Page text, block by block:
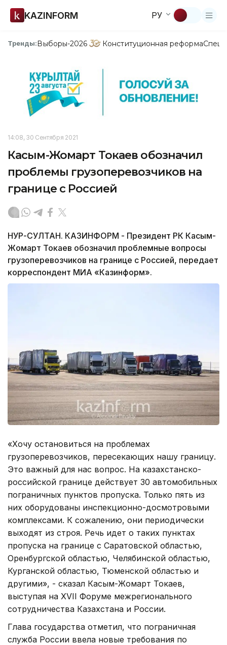
KAZINFORM РУ
Тренды:Выборы-2026 Конституционная реформа
14:08, 30 Сентября 2021
Касым-Жомарт Токаев обозначил
проблемы грузоперевозчиков на
границе с Россией
НУР-СУЛТАН. КАЗИНФОРМ - Президент РК Касым-
Жомарт Токаев обозначил проблемные вопросы
грузоперевозчиков на границе с Россией, передает
корреспондент МИА «Казинформ».
«Хочу остановиться на проблемах
грузоперевозчиков, пересекающих нашу границу.
Это важный для нас вопрос. На казахстанско-
российской границе действует 30 автомобильных
пограничных пунктов пропуска. Только пять из
них оборудованы инспекционно-досмотровыми
комплексами. К сожалению, они периодически
выходят из строя. Речь идет о таких пунктах
пропуска на границе с Саратовской областью,
Оренбургской областью, Челябинской областью,
Курганской областью, Тюменской областью и
другими», - сказал Касым-Жомарт Токаев,
выступая на ХVII Форуме межрегионального
сотрудничества Казахстана и России.
Глава государства отметил, что пограничная
служба России ввела новые требования по